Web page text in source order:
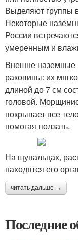
Выделяют группы
Некоторые
России
умеренным и
Внешне наземные
раковины: их
длиной до 7 см
головой.
покрывает все
помогая ползать.
На щупальцах,
находятся его
читать дальше →
Последние